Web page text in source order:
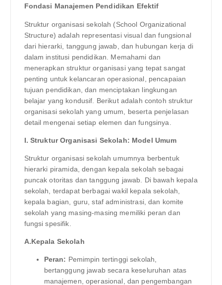
Fondasi Manajemen Pendidikan Efektif
Struktur organisasi sekolah (School Organizational
Structure) adalah representasi visual dan fungsional
dari hierarki, tanggung jawab, dan hubungan kerja di
dalam institusi pendidikan. Memahami dan
menerapkan struktur organisasi yang tepat sangat
penting untuk kelancaran operasional, pencapaian
tujuan pendidikan, dan menciptakan lingkungan
belajar yang kondusif. Berikut adalah contoh struktur
organisasi sekolah yang umum, beserta penjelasan
detail mengenai setiap elemen dan fungsinya.
I. Struktur Organisasi Sekolah: Model Umum
Struktur organisasi sekolah umumnya berbentuk
hierarki piramida, dengan kepala sekolah sebagai
puncak otoritas dan tanggung jawab. Di bawah kepala
sekolah, terdapat berbagai wakil kepala sekolah,
kepala bagian, guru, staf administrasi, dan komite
sekolah yang masing-masing memiliki peran dan
fungsi spesifik.
A.Kepala Sekolah
Peran: Pemimpin tertinggi sekolah,
bertanggung jawab secara keseluruhan atas
manajemen, operasional, dan pengembangan